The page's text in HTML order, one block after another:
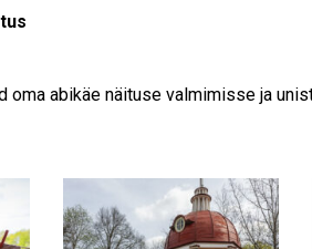
oma abikäe näituse valmimisse ja